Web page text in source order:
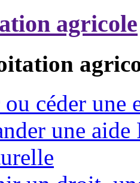
agricole
ou céder une
une